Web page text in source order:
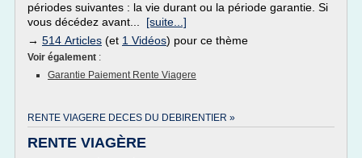
périodes suivantes : la vie durant ou la période garantie. Si
vous décédez avant... [suite...]
→ 514 Articles (et 1 Vidéos) pour ce thème
Voir également :
Garantie Paiement Rente Viagere
RENTE VIAGERE DECES DU DEBIRENTIER »
RENTE VIAGÈRE